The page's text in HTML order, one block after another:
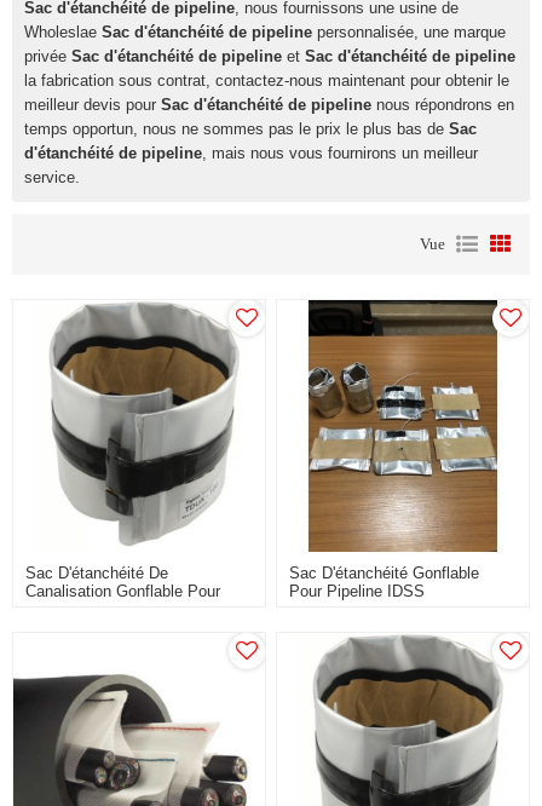
Sac d'étanchéité de pipeline, nous fournissons une usine de
Wholeslae Sac d'étanchéité de pipeline personnalisée, une marque
privée Sac d'étanchéité de pipeline et Sac d'étanchéité de pipeline
la fabrication sous contrat, contactez-nous maintenant pour obtenir le
meilleur devis pour Sac d'étanchéité de pipeline nous répondrons en
temps opportun, nous ne sommes pas le prix le plus bas de Sac
d'étanchéité de pipeline, mais nous vous fournirons un meilleur
service.
Vue
Sac D'étanchéité De
Canalisation Gonflable Pour
Sac D'étanchéité Gonflable
Pour Pipeline IDSS